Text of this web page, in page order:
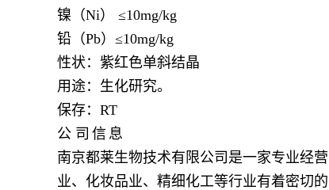
镍（Ni） ≤10mg/kg
铅（Pb）≤10mg/kg
性状：紫红色单斜结晶
用途：生化研究。
保存： RT
公 司 信 息
南京都莱生物技术有限公司是一家专业经
业、化妆品业、精细化工等行业有着密切